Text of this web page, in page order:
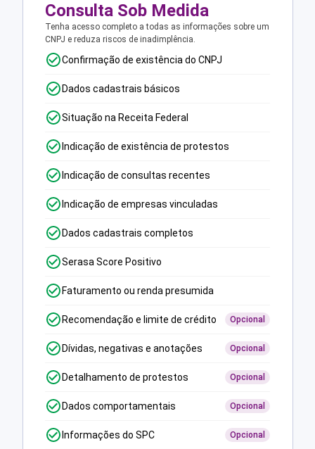
Consulta Sob Medida
Tenha acesso completo a todas as informações sobre um
CNPJ e reduza riscos de inadimplência.
Confirmação de existência do CNPJ
Dados cadastrais básicos
Situação na Receita Federal
Indicação de existência de protestos
Indicação de consultas recentes
Indicação de empresas vinculadas
Dados cadastrais completos
Serasa Score Positivo
Faturamento ou renda presumida
Recomendação e limite de crédito Opcional
Dívidas, negativas e anotações Opcional
Detalhamento de protestos Opcional
Dados comportamentais Opcional
Informações do SPC Opcional